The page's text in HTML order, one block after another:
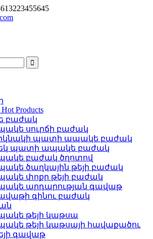
Products
բաժակ
սուրճի բաժակ
պատի ապակե բաժակ
պատի ապակե բաժակ
բաժակ ծղոտով
ծաղկային թեյի բաժակ
փոքր թեյի բաժակ
արդարության գավաթ
գինու բաժակ
թեյի կաթսա
թեյի կաթսայի հավաքածու
գավաթ